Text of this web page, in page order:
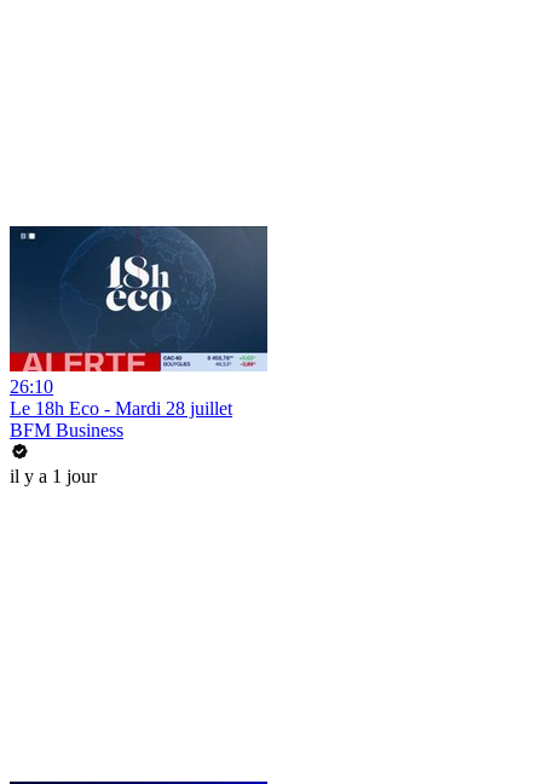
26:10
Le 18h Eco - Mardi 28 juillet
BFM Business
il y a 1 jour